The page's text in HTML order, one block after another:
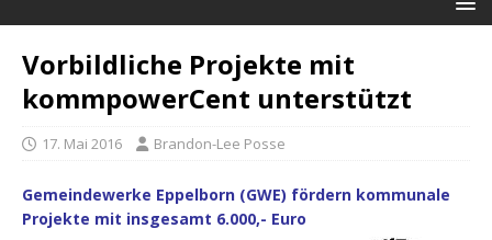
Vorbildliche Projekte mit
kommpowerCent unterstützt
17. Mai 2016 Brandon-Lee Posse
Gemeindewerke Eppelborn (GWE) fördern kommunale
Projekte mit insgesamt 6.000,- Euro